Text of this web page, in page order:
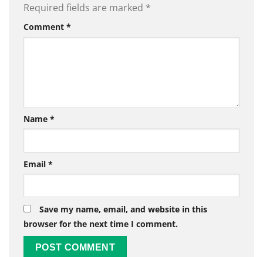
Required fields are marked *
Comment *
Name *
Email *
Save my name, email, and website in this
browser for the next time I comment.